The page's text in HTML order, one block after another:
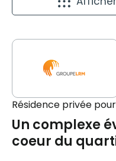
Résidence privée
Un complexe
coeur du